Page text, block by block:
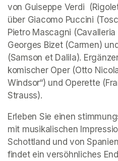
von Guiseppe Verdi
über Giacomo Puccini
Pietro Mascagni
Georges Bizet (Carmen)
(Samson et Dalila).
komischer Oper (Otto
Windsor“) und Operette
Strauss).
Erleben Sie einen
mit musikalischen
Schottland und von
findet ein versöhnliches